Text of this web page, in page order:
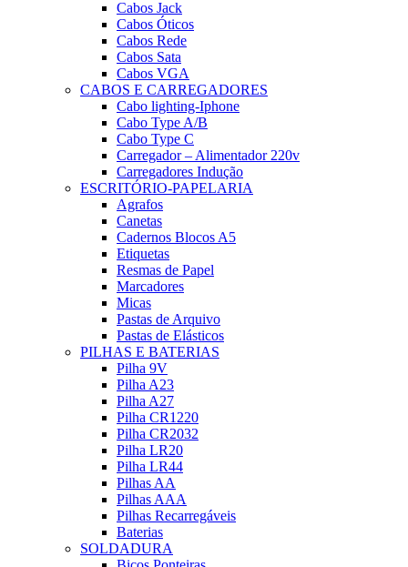
Cabos Jack
Cabos Óticos
Cabos Rede
Cabos Sata
Cabos VGA
CABOS E CARREGADORES
Cabo lighting-Iphone
Cabo Type A/B
Cabo Type C
Carregador – Alimentador 220v
Carregadores Indução
ESCRITÓRIO-PAPELARIA
Agrafos
Canetas
Cadernos Blocos A5
Etiquetas
Resmas de Papel
Marcadores
Micas
Pastas de Arquivo
Pastas de Elásticos
PILHAS E BATERIAS
Pilha 9V
Pilha A23
Pilha A27
Pilha CR1220
Pilha CR2032
Pilha LR20
Pilha LR44
Pilhas AA
Pilhas AAA
Pilhas Recarregáveis
Baterias
SOLDADURA